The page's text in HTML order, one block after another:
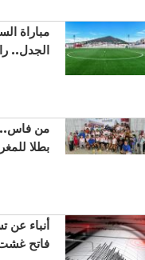
مباراة
الجدل..
من فاس..
بطلا
أنباء
فاتح